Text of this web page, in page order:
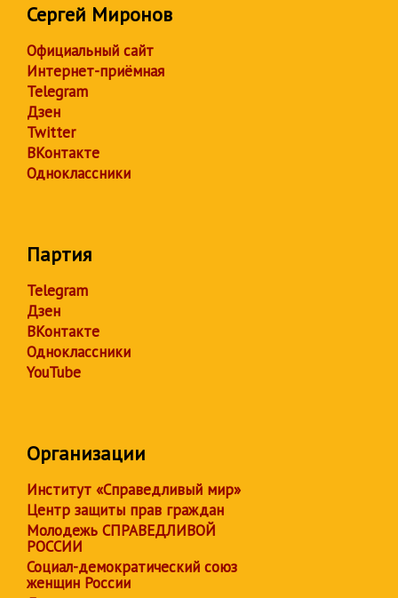
Сергей Миронов
Официальный сайт
Интернет-приёмная
Telegram
Дзен
Twitter
ВКонтакте
Одноклассники
Партия
Telegram
Дзен
ВКонтакте
Одноклассники
YouTube
Организации
Институт «Справедливый мир»
Центр защиты прав граждан
Молодежь СПРАВЕДЛИВОЙ
РОССИИ
Социал-демократический союз
женщин России